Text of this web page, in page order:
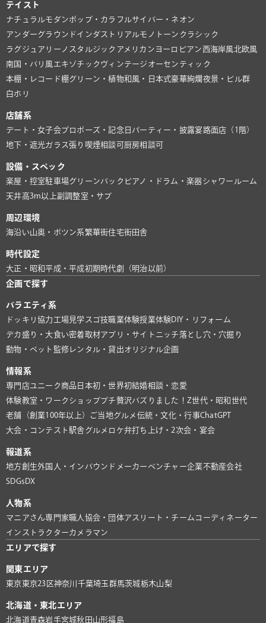
テイスト
ナチュラルモダンポップ・カラフルサイバー・ネオン
アンダーグラウンド インダストリアルモノトーン クラシック
ラグジュアリー ノスタルジック アメリカン ヨーロピアン 西海岸風北欧風
南国・バリ風 エキゾチック ヴィンテージ オーセンティック
本棚・レコード棚グリーン・植物和風・日本式豪華絢爛夜景・ビル群
白ホリ
店舗系
デート・女子会プロポーズ・記念日 パーティー・披露宴路面店（1階）
地下・遮光ガラス張り 喫煙相談可 厨房相談可
設備・スペック
楽屋・控室駐車場グリーンバック ピアノ・ドラム・楽器シャワールーム
天井高3m以上副調整室・サブ
周辺環境
海沿い山奥・ポツン系繁華街住宅街田舎
時代設定
大正・昭和平成・平成初期時代劇（明治以前）
企画で探す
バラエティ系
ドッキリ協力 工場見学 スゴ技職業体験授業体験 DIY・リフォーム
デカ盛り・大食い密着取材アプリ・サイト ニッチ落とし穴・穴掘り
動物・ペット 監修 レンタル・貸出オリジナル企画
情報系
専門店ユニーク商品 日本初・世界初結婚相談・恋愛
体験教室・ワークショッププチ贅沢バズりました！ Z世代・昭和世代
老舗（創業100年以上）
ご当地グルメ 伝統・文化・行事ChatGPT
大会・コンテスト 駅舎グルメ ロケ弁打ち上げ・2次会・宴会
報道系
地方創生外国人・インバウンド メーカー ベンチャー企業不動産会社
SDGs DX
人物系
マニアさん専門家 職人 協会・団体アスリート・チーム コーディネーター
インストラクターカメラマン
エリアで探す
関東エリア
東京 東京23区神奈川 千葉埼玉群馬茨城栃木山梨
北海道・東北エリア
北海道青森岩手宮城秋田 山形福島